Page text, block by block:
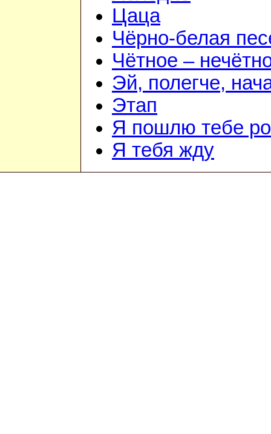
Цаца
Чёрно-белая
Чётное –
Эй, полегче,
Этап
Я пошлю тебе
Я тебя жду